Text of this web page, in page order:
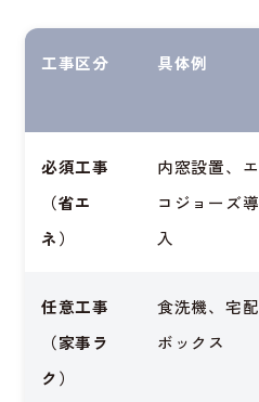
工事区分 具体例
必須工事
（省エ
ネ）
内窓設置、エ
コジョーズ導
入
任意工事
（家事ラ
ク）
食洗機、宅配
ボックス